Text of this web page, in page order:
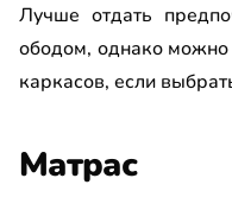
Лучше отдать
ободом, однако можно
каркасов, если
Матрас